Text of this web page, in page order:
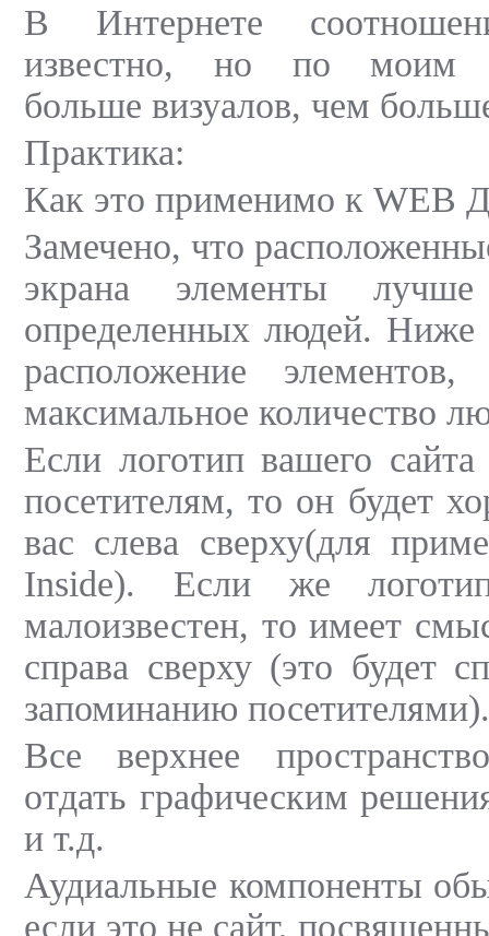
В Интернете
известно, но по моим
больше визуалов, чем
Практика:
Как это применимо к WEB
Замечено, что
экрана элементы
определенных людей. Ниже
расположение
максимальное количество
Если логотип вашего
посетителям, то он будет
вас слева сверху(для
Inside). Если же
малоизвестен, то имеет
справа сверху (это будет
запоминанию посетителями).
Все верхнее
отдать графическим
и т.д.
Аудиальные компоненты
если это не сайт,